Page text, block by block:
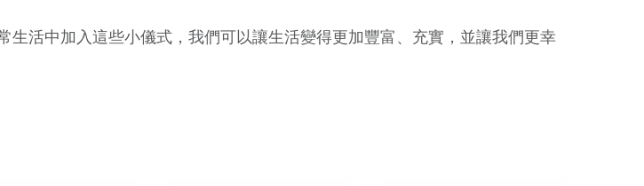
生活中加入這些小儀式，我們可以讓生活變得更加豐富、充實，並讓我們更幸